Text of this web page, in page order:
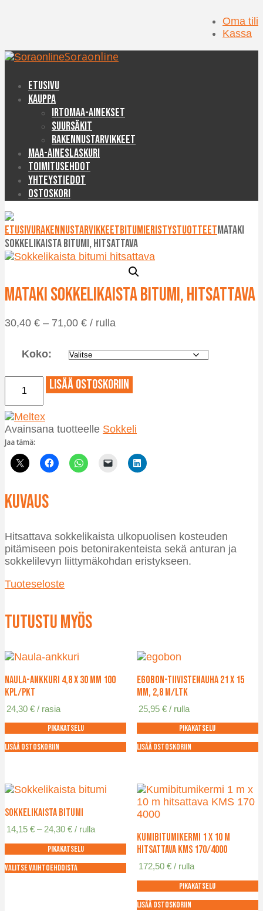
Oma tili
Kassa
Soraonline
Etusivu
Kauppa
Irtomaa-ainekset
Suursäkit
Rakennustarvikkeet
Maa-aineslaskuri
Toimitusehdot
Yhteystiedot
Ostoskori
EtusivuRakennustarvikkeetBitumieristystuotteetMataki
sokkelikaista bitumi, hitsattava
Mataki sokkelikaista bitumi, hitsattava
30,40 € – 71,00 €Hintaluokka:
71,00 €
/ rulla
Koko:
sokkelikaista
bitumi,
hitsattava
määrä
Lisää ostoskoriin
Avainsana tuotteelle Sokkeli
Jaa tämä:
Kuvaus
Hitsattava sokkelikaista ulkopuolisen kosteuden
pitämiseen pois betonirakenteista sekä anturan ja
sokkelilevyn liittymäkohdan eristykseen.
Tuoteseloste
Tutustu myös
Naula-ankkuri 4,8 x 30 mm 100
kpl/pkt
24,30€ / rasia
Pikakatselu
Lisää ostoskoriin
Egobon-tiivistenauha 21 x 15
mm, 2,8 m/ltk
25,95 € / rulla
Pikakatselu
Lisää ostoskoriin
Sokkelikaista bitumi
14,15€ – 24,30€Hintaluokka:
-
/ rulla
Pikakatselu
Valitse vaihtoehdoista
Kumibitumikermi 1 x 10 m
hitsattava KMS 170/4000
172,50 € / rulla
Pikakatselu
Lisää ostoskoriin